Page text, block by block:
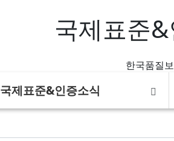
국제표준
한국품질
국제표준&인증소식